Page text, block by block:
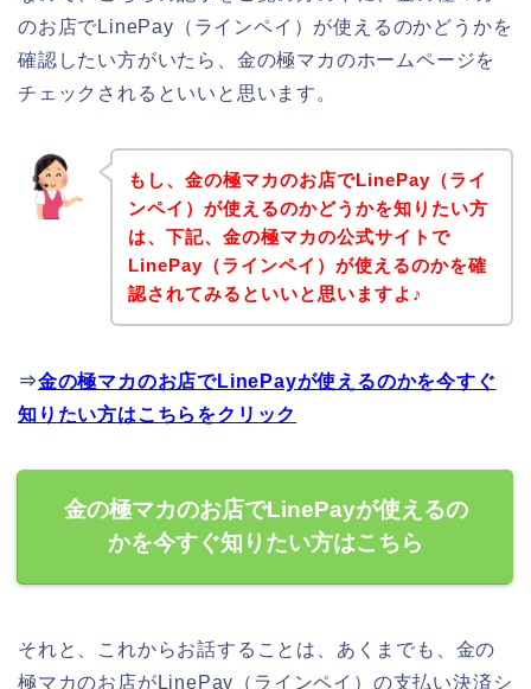
のお店でLinePay（ラインペイ）が使えるのかどうかを
確認したい方がいたら、金の極マカのホームページを
チェックされるといいと思います。
もし、金の極マカのお店でLinePay（ライ
ンペイ）が使えるのかどうかを知りたい方
は、下記、金の極マカの公式サイトで
LinePay（ラインペイ）が使えるのかを確
認されてみるといいと思いますよ♪
⇒金の極マカのお店でLinePayが使えるのかを今すぐ
知りたい方はこちらをクリック
金の極マカのお店でLinePayが使えるの
かを今すぐ知りたい方はこちら
それと、これからお話することは、あくまでも、金の
極マカのお店がLinePay（ラインペイ）の支払い決済シ